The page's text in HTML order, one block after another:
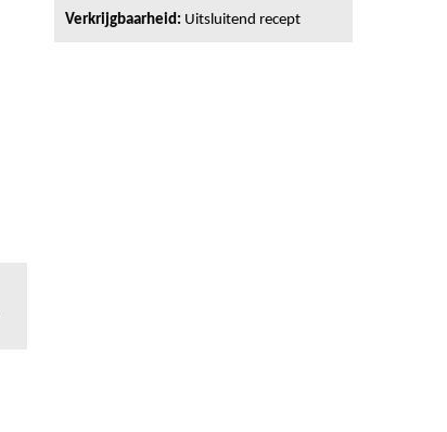
Verkrijgbaarheid: Uitsluitend recept